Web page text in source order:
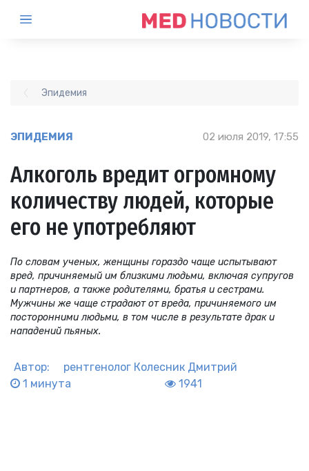
Эпидемия
ЭПИДЕМИЯ 02 июля 2019, 17:55
Алкоголь вредит огромному
количеству людей, которые
его не употребляют
По словам ученых, женщины гораздо чаще испытывают
вред, причиняемый им близкими людьми, включая супругов
и партнеров, а также родителями, братья и сестрами.
Мужчины же чаще страдают от вреда, причиняемого им
посторонними людьми, в том числе в результате драк и
нападений пьяных.
Автор: рентгенолог Колесник Дмитрий
1 минута
1941